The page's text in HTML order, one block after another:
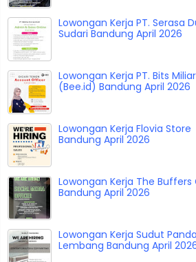
Lowongan Kerja PT. Serasa
Sudari Bandung April 2026
Lowongan Kerja PT. Bits
(Bee.id) Bandung April 2026
Lowongan Kerja Flovia Store
Bandung April 2026
Lowongan Kerja The Buffers
Bandung April 2026
Lowongan Kerja Sudut
Lembang Bandung April